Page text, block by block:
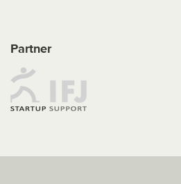
Partner